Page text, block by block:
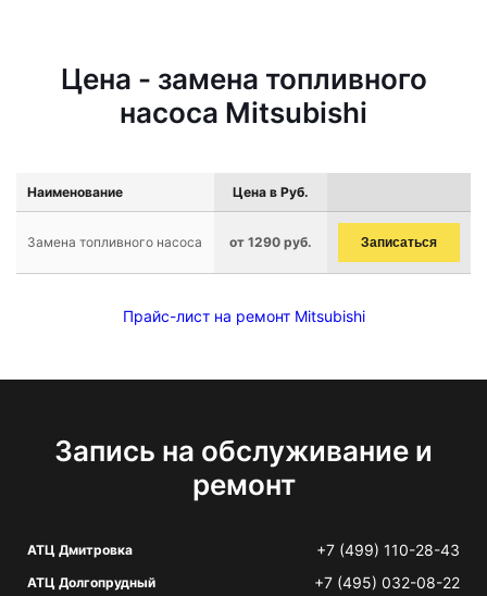
Цена - замена топливного
насоса Mitsubishi
Наименование Цена в Руб.
Замена топливного насоса от 1290 руб. Записаться
Прайс-лист на ремонт Mitsubishi
Запись на обслуживание и
ремонт
АТЦ Дмитровка +7 (499) 110-28-43
АТЦ Долгопрудный +7 (495) 032-08-22